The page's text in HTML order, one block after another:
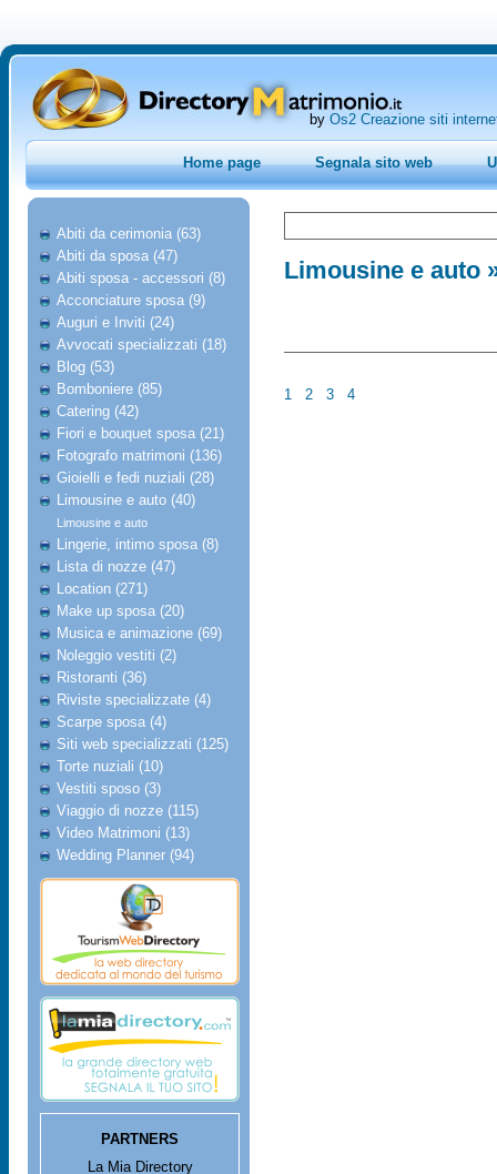
by Os2 Creazione siti
Home page Segnala sito web
Abiti da cerimonia (63)
Abiti da sposa (47)
Abiti sposa - accessori (8)
Acconciature sposa (9)
Auguri e Inviti (24)
Avvocati specializzati (18)
Blog (53)
Bomboniere (85)
Catering (42)
Fiori e bouquet sposa (21)
Fotografo matrimoni (136)
Gioielli e fedi nuziali (28)
Limousine e auto (40)
Limousine e auto
Lingerie, intimo sposa (8)
Lista di nozze (47)
Location (271)
Make up sposa (20)
Musica e animazione (69)
Noleggio vestiti (2)
Ristoranti (36)
Riviste specializzate (4)
Scarpe sposa (4)
Siti web specializzati (125)
Torte nuziali (10)
Vestiti sposo (3)
Viaggio di nozze (115)
Video Matrimoni (13)
Wedding Planner (94)
PARTNERS
La Mia Directory
Limousine e auto
1 2 3 4